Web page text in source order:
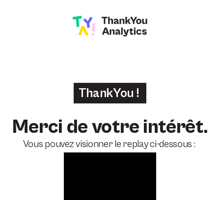
ThankYou !
Merci de votre intérêt.
Vous pouvez visionner le replay ci-dessous :